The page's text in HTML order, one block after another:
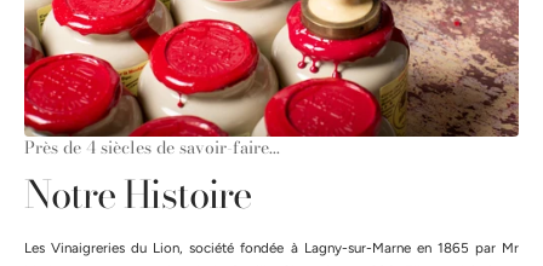
Près de 4 siècles de savoir-faire...
Notre Histoire
Les Vinaigreries du Lion, société fondée à Lagny-sur-Marne en 1865 par Mr